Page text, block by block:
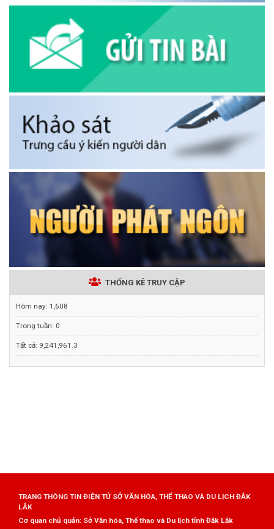
THỐNG KÊ TRUY CẬP
Hôm nay: 1,608
Trong tuần: 0
Tất cả: 9,241,961.3
TRANG THÔNG TIN ĐIỆN TỬ SỞ VĂN HÓA, THỂ THAO VÀ DU LỊCH ĐẮK
LẮK
Cơ quan chủ quản: Sở Văn hóa, Thể thao và Du lịch tỉnh Đắk Lắk